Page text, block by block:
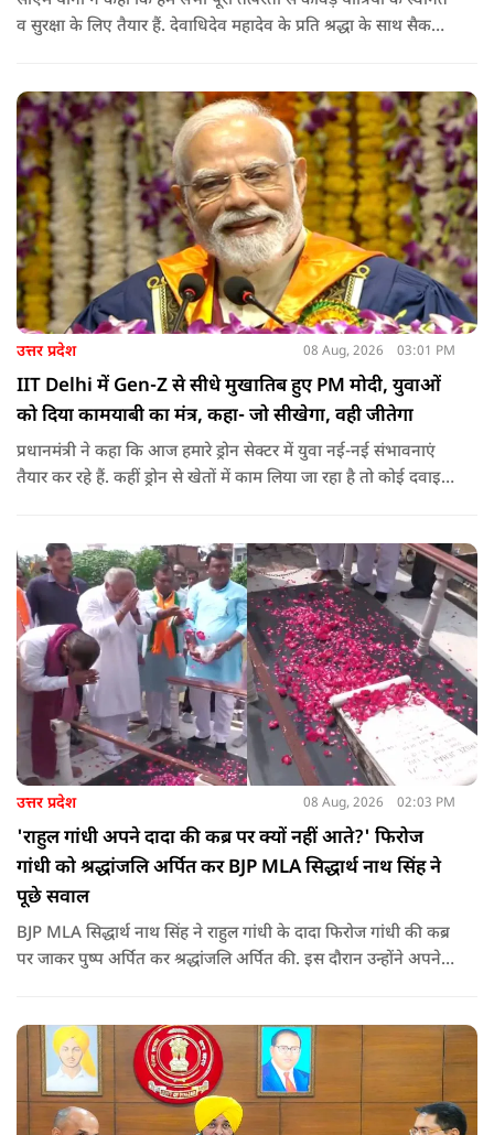
व सुरक्षा के लिए तैयार हैं. देवाधिदेव महादेव के प्रति श्रद्धा के साथ सैकड़ों
पात, क्षेत्र व प्रांत की सीमाओं से ऊपर उठकर उनकी हर श्वांस शिव के नाम
है.
उत्तर प्रदेश 08 Aug, 2026 03:01 PM
IIT Delhi में Gen-Z से सीधे मुखातिब हुए PM मोदी, युवाओं
को दिया कामयाबी का मंत्र, कहा- जो सीखेगा, वही जीतेगा
प्रधानमंत्री ने कहा कि आज हमारे ड्रोन सेक्टर में युवा नई-नई संभावनाएं
तैयार कर रहे हैं. कहीं ड्रोन से खेतों में काम लिया जा रहा है तो कोई दवाइयां
उत्तर प्रदेश 08 Aug, 2026 02:03 PM
'राहुल गांधी अपने दादा की कब्र पर क्यों नहीं आते?' फिरोज
गांधी को श्रद्धांजलि अर्पित कर BJP MLA सिद्धार्थ नाथ सिंह ने
पूछे सवाल
BJP MLA सिद्धार्थ नाथ सिंह ने राहुल गांधी के दादा फिरोज गांधी की कब्र
पर जाकर पुष्प अर्पित कर श्रद्धांजलि अर्पित की. इस दौरान उन्होंने अपने
कि वह भविष्य में क्या करें.